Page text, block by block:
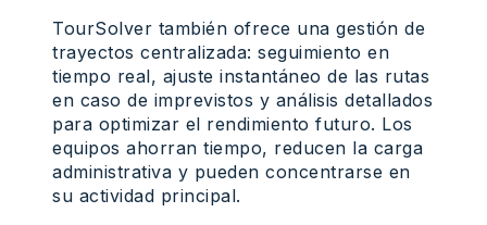
TourSolver también ofrece una gestión de
trayectos centralizada: seguimiento en
tiempo real, ajuste instantáneo de las rutas
en caso de imprevistos y análisis detallados
para optimizar el rendimiento futuro. Los
equipos ahorran tiempo, reducen la carga
administrativa y pueden concentrarse en
su actividad principal.